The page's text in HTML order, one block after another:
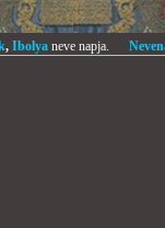
,Ibolya neve napja.